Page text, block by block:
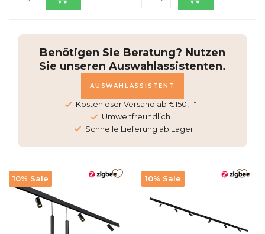
Benötigen Sie Beratung? Nutzen
Sie unseren Auswahlassistenten.
AUSWAHLASSISTENT
Kostenloser Versand ab €150,- *
Umweltfreundlich
Schnelle Lieferung ab Lager
10% Sale 10% Sale